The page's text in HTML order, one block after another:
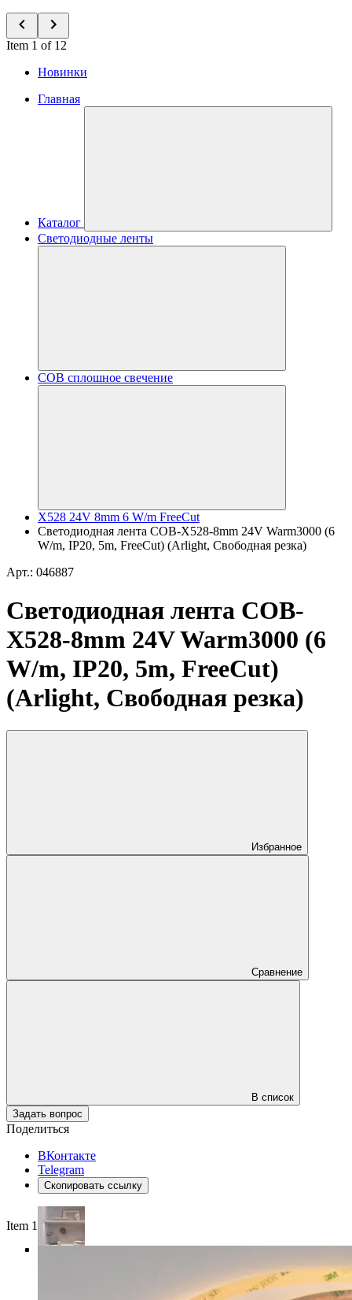
Item 1 of 12
Новинки
Главная
Каталог
Светодиодные ленты
COB сплошное свечение
X528 24V 8mm 6 W/m FreeCut
Светодиодная лента COB-X528-8mm 24V Warm3000 (6
W/m, IP20, 5m, FreeCut) (Arlight, Свободная резка)
Арт.: 046887
Светодиодная лента COB-
X528-8mm 24V Warm3000 (6
W/m, IP20, 5m, FreeCut)
(Arlight, Свободная резка)
Избранное
Сравнение
В список
Задать вопрос
Поделиться
ВКонтакте
Telegram
Скопировать ссылку
Item 1 of 4